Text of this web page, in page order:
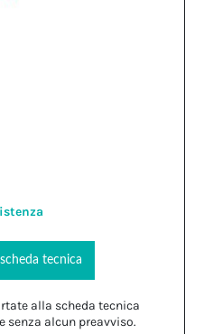
tecnica
alla scheda tecnica
senza alcun preavviso.